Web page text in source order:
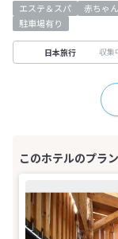
エステ＆スパ 赤ちゃ
駐車場有り
日本旅行 収集